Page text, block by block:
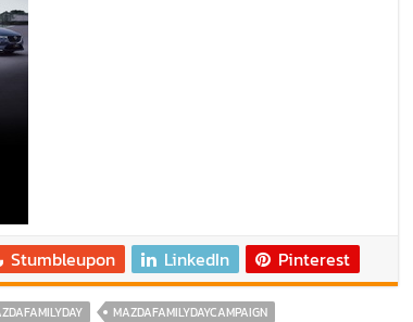
Stumbleupon LinkedIn
Pinterest
MAZDAFAMILYDAYCAMPAIGN